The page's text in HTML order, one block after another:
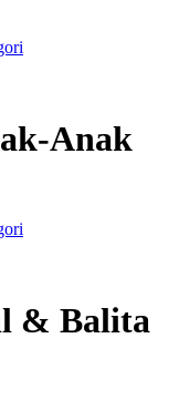
Anak
& Balita